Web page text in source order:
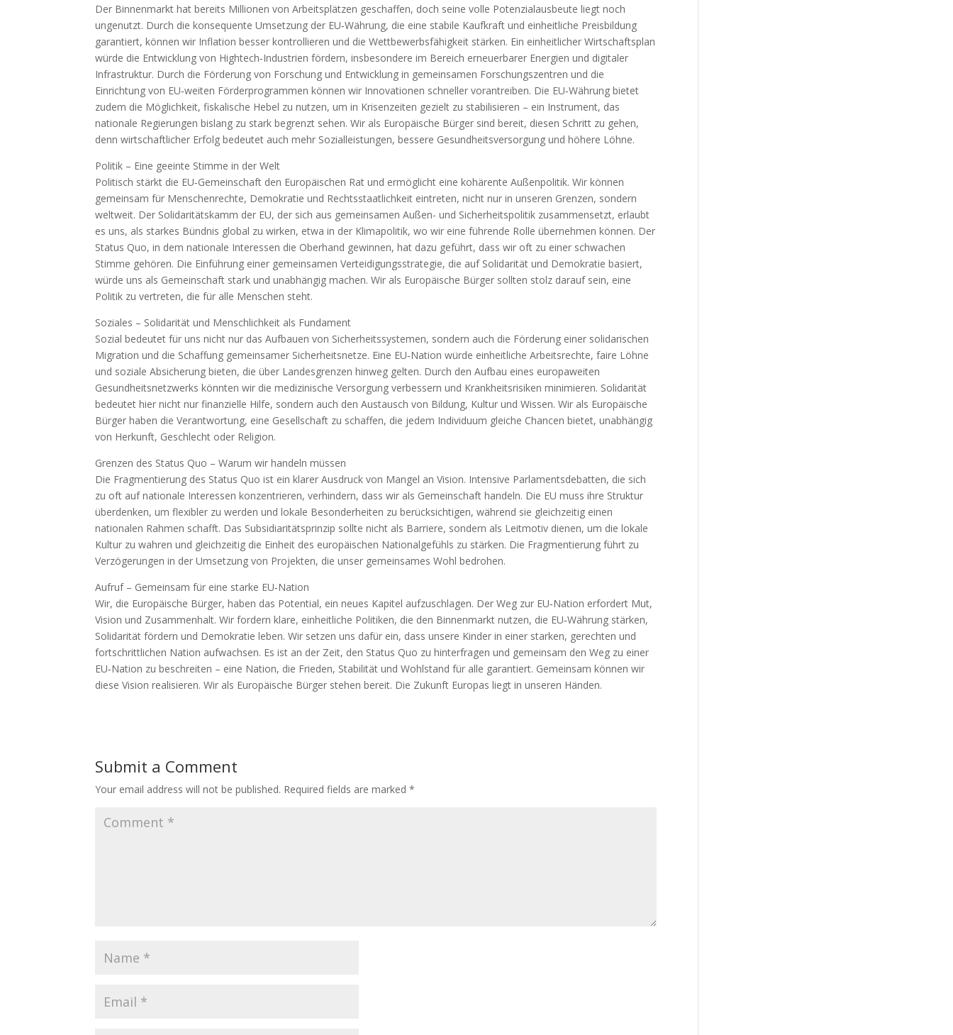
Der Binnenmarkt hat bereits Millionen von Arbeitsplätzen geschaffen, doch seine volle Potenzialausbeute liegt noch
ungenutzt. Durch die konsequente Umsetzung der EU‑Währung, die eine stabile Kaufkraft und einheitliche Preisbildung
garantiert, können wir Inflation besser kontrollieren und die Wettbewerbsfähigkeit stärken. Ein einheitlicher Wirtschaftsplan
würde die Entwicklung von Hightech‑Industrien fördern, insbesondere im Bereich erneuerbarer Energien und digitaler
Infrastruktur. Durch die Förderung von Forschung und Entwicklung in gemeinsamen Forschungszentren und die
Einrichtung von EU‑weiten Förderprogrammen können wir Innovationen schneller vorantreiben. Die EU‑Währung bietet
zudem die Möglichkeit, fiskalische Hebel zu nutzen, um in Krisenzeiten gezielt zu stabilisieren – ein Instrument, das
nationale Regierungen bislang zu stark begrenzt sehen. Wir als Europäische Bürger sind bereit, diesen Schritt zu gehen,
denn wirtschaftlicher Erfolg bedeutet auch mehr Sozialleistungen, bessere Gesundheitsversorgung und höhere Löhne.
Politik – Eine geeinte Stimme in der Welt
Politisch stärkt die EU‑Gemeinschaft den Europäischen Rat und ermöglicht eine kohärente Außenpolitik. Wir können
gemeinsam für Menschenrechte, Demokratie und Rechtsstaatlichkeit eintreten, nicht nur in unseren Grenzen, sondern
weltweit. Der Solidaritätskamm der EU, der sich aus gemeinsamen Außen- und Sicherheitspolitik zusammensetzt, erlaubt
es uns, als starkes Bündnis global zu wirken, etwa in der Klimapolitik, wo wir eine führende Rolle übernehmen können. Der
Status Quo, in dem nationale Interessen die Oberhand gewinnen, hat dazu geführt, dass wir oft zu einer schwachen
Stimme gehören. Die Einführung einer gemeinsamen Verteidigungsstrategie, die auf Solidarität und Demokratie basiert,
würde uns als Gemeinschaft stark und unabhängig machen. Wir als Europäische Bürger sollten stolz darauf sein, eine
Politik zu vertreten, die für alle Menschen steht.
Soziales – Solidarität und Menschlichkeit als Fundament
Sozial bedeutet für uns nicht nur das Aufbauen von Sicherheitssystemen, sondern auch die Förderung einer solidarischen
Migration und die Schaffung gemeinsamer Sicherheitsnetze. Eine EU‑Nation würde einheitliche Arbeitsrechte, faire Löhne
und soziale Absicherung bieten, die über Landesgrenzen hinweg gelten. Durch den Aufbau eines europaweiten
Gesundheitsnetzwerks könnten wir die medizinische Versorgung verbessern und Krankheitsrisiken minimieren. Solidarität
bedeutet hier nicht nur finanzielle Hilfe, sondern auch den Austausch von Bildung, Kultur und Wissen. Wir als Europäische
Bürger haben die Verantwortung, eine Gesellschaft zu schaffen, die jedem Individuum gleiche Chancen bietet, unabhängig
von Herkunft, Geschlecht oder Religion.
Grenzen des Status Quo – Warum wir handeln müssen
Die Fragmentierung des Status Quo ist ein klarer Ausdruck von Mangel an Vision. Intensive Parlamentsdebatten, die sich
zu oft auf nationale Interessen konzentrieren, verhindern, dass wir als Gemeinschaft handeln. Die EU muss ihre Struktur
überdenken, um flexibler zu werden und lokale Besonderheiten zu berücksichtigen, während sie gleichzeitig einen
nationalen Rahmen schafft. Das Subsidiaritätsprinzip sollte nicht als Barriere, sondern als Leitmotiv dienen, um die lokale
Kultur zu wahren und gleichzeitig die Einheit des europäischen Nationalgefühls zu stärken. Die Fragmentierung führt zu
Verzögerungen in der Umsetzung von Projekten, die unser gemeinsames Wohl bedrohen.
Aufruf – Gemeinsam für eine starke EU‑Nation
Wir, die Europäische Bürger, haben das Potential, ein neues Kapitel aufzuschlagen. Der Weg zur EU‑Nation erfordert Mut,
Vision und Zusammenhalt. Wir fordern klare, einheitliche Politiken, die den Binnenmarkt nutzen, die EU‑Währung stärken,
Solidarität fördern und Demokratie leben. Wir setzen uns dafür ein, dass unsere Kinder in einer starken, gerechten und
fortschrittlichen Nation aufwachsen. Es ist an der Zeit, den Status Quo zu hinterfragen und gemeinsam den Weg zu einer
EU‑Nation zu beschreiten – eine Nation, die Frieden, Stabilität und Wohlstand für alle garantiert. Gemeinsam können wir
diese Vision realisieren. Wir als Europäische Bürger stehen bereit. Die Zukunft Europas liegt in unseren Händen.
Submit a Comment
Your email address will not be published. Required fields are marked*